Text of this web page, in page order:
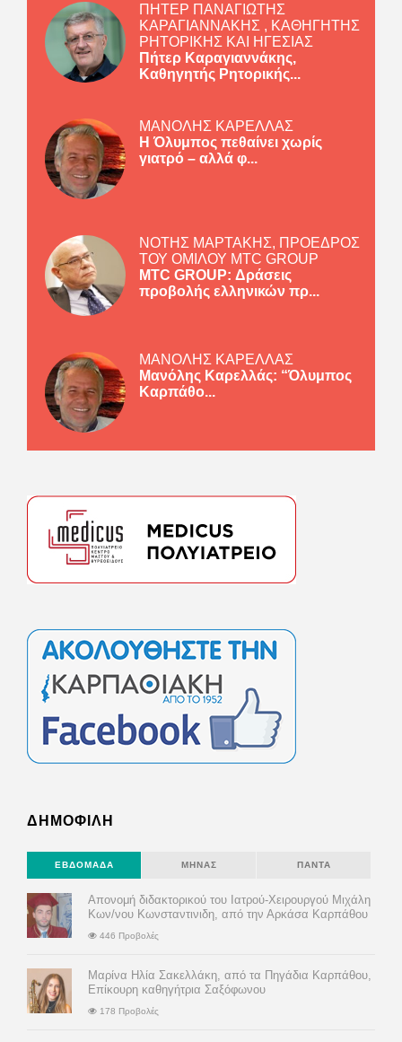
ΠΗΤΕΡ ΠΑΝΑΓΙΩΤΗΣ
ΚΑΡΑΓΙΑΝΝΑΚΗΣ , ΚΑΘΗΓΗΤΗΣ
ΡΗΤΟΡΙΚΗΣ ΚΑΙ ΗΓΕΣΙΑΣ
Πήτερ Καραγιαννάκης,
Καθηγητής Ρητορικής...
ΜΑΝΟΛΗΣ ΚΑΡΕΛΛΑΣ
Η Όλυμπος πεθαίνει χωρίς
γιατρό – αλλά φ...
ΝΟΤΗΣ ΜΑΡΤΑΚΗΣ, ΠΡΟΕΔΡΟΣ
ΤΟΥ ΟΜΙΛΟΥ MTC GROUP
MTC GROUP: Δράσεις
προβολής ελληνικών πρ...
ΜΑΝΟΛΗΣ ΚΑΡΕΛΛΑΣ
Μανόλης Καρελλάς: “Όλυμπος
Καρπάθο...
ΔΗΜΟΦΙΛΗ
ΕΒΔΟΜΆΔΑ ΜΉΝΑΣ ΠΆΝΤΑ
Απονομή διδακτορικού του Ιατρού-Χειρουργού Μιχάλη
Κων/νου Κωνσταντινιδη, από την Αρκάσα Καρπάθου
446 Προβολές
Μαρίνα Ηλία Σακελλάκη, από τα Πηγάδια Καρπάθου,
Επίκουρη καθηγήτρια Σαξόφωνου
178 Προβολές